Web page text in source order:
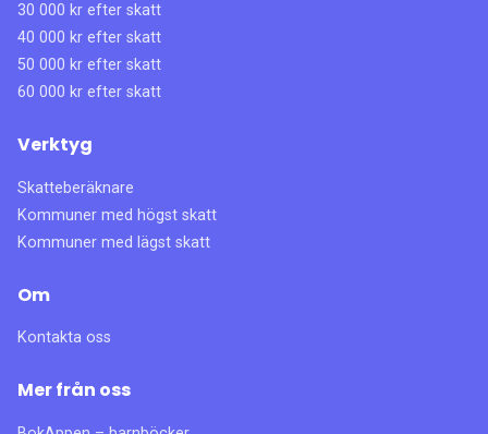
30 000 kr efter skatt
40 000 kr efter skatt
50 000 kr efter skatt
60 000 kr efter skatt
Verktyg
Skatteberäknare
Kommuner med högst skatt
Kommuner med lägst skatt
Om
Kontakta oss
Mer från oss